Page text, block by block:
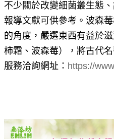
不少關於改變細菌叢生態
報導文獻可供參考。波森
的角度，嚴選東西有益於
柿霜、波森莓），將古代
服務洽詢網址： https://